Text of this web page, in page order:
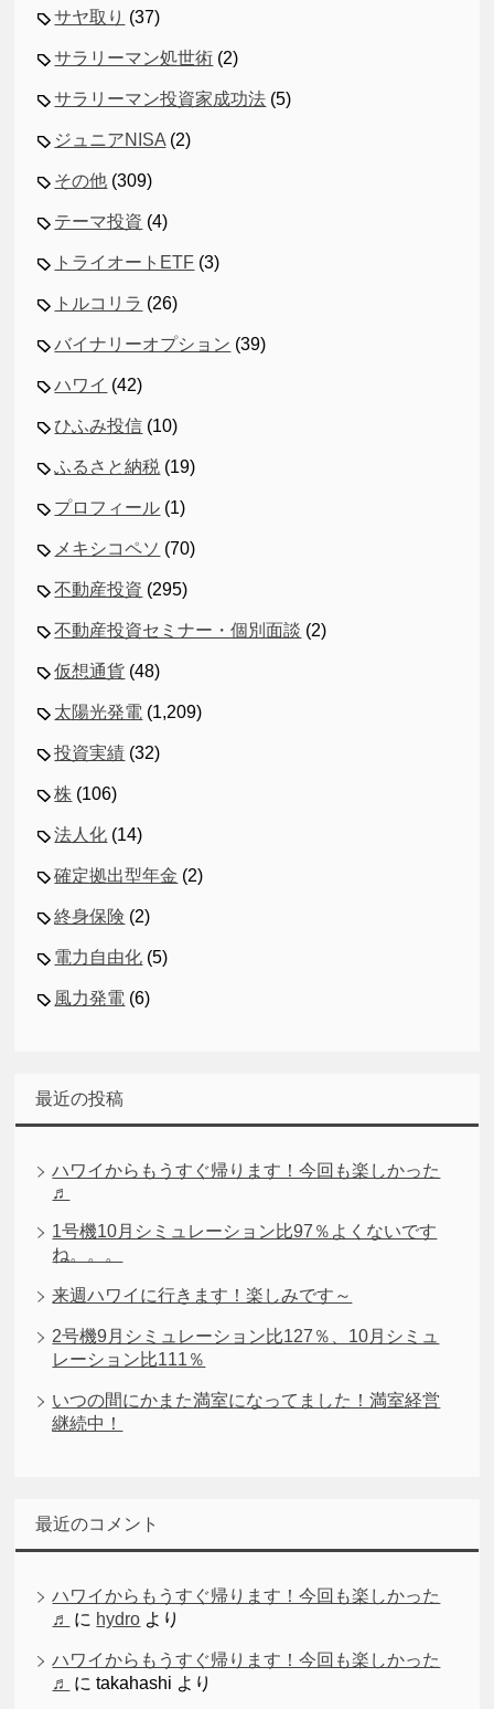
サヤ取り (37)
サラリーマン処世術 (2)
サラリーマン投資家成功法 (5)
ジュニアNISA (2)
その他 (309)
テーマ投資 (4)
トライオートETF (3)
トルコリラ (26)
バイナリーオプション (39)
ハワイ (42)
ひふみ投信 (10)
ふるさと納税 (19)
プロフィール (1)
メキシコペソ (70)
不動産投資 (295)
不動産投資セミナー・個別面談 (2)
仮想通貨 (48)
太陽光発電 (1,209)
投資実績 (32)
株 (106)
法人化 (14)
確定拠出型年金 (2)
終身保険 (2)
電力自由化 (5)
風力発電 (6)
最近の投稿
ハワイからもうすぐ帰ります！今回も楽しかった
♬
1号機10月シミュレーション比97％よくないです
ね。。。
来週ハワイに行きます！楽しみです～
2号機9月シミュレーション比127％、10月シミュ
レーション比111％
いつの間にかまた満室になってました！満室経営
継続中！
最近のコメント
ハワイからもうすぐ帰ります！今回も楽しかった
♬
に hydro より
ハワイからもうすぐ帰ります！今回も楽しかった
♬
にtakahashi より